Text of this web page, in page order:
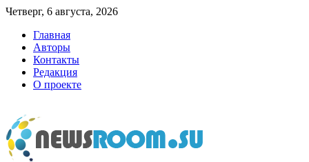
Четверг, 6 августа, 2026
Главная
Авторы
Контакты
Редакция
О проекте